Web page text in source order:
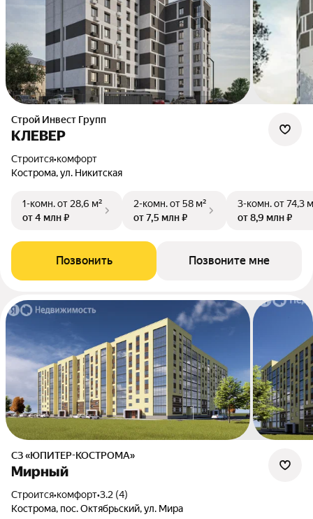
Строй Инвест Групп
КЛЕВЕР
Строится•комфорт
Кострома, ул. Никитская
1-комн.от 28,6 м²
от 4 млн ₽
2-комн.от 58 м²
от 7,5 млн ₽
3-комн.от 74,3
от 8,9 млн ₽
Позвонить Позвоните мне
СЗ «ЮПИТЕР-КОСТРОМА»
Мирный
Строится•комфорт•3.2 (4)
Кострома, пос. Октябрьский, ул. Мира